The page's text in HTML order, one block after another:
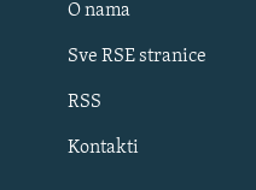
O nama
Sve RSE stranice
RSS
Kontakti